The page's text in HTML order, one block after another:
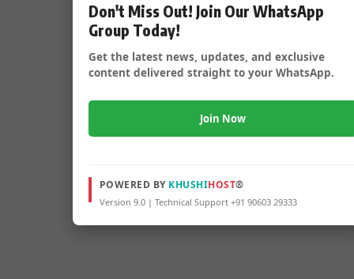
Don't Miss Out! Join Our WhatsApp
Group Today!
Get the latest news, updates, and exclusive
content delivered straight to your WhatsApp.
Join Now
POWERED BY KHUSHIHOST®
Version 9.0 | Technical Support +91 90603 29333